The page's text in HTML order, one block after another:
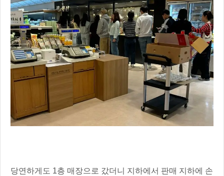
당연하게도 1층 매장으로 갔더니 지하에서 판매 지하에 손